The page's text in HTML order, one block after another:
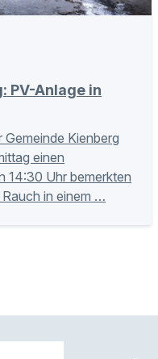
PV-Anlage in
Gemeinde Kienberg
einen
14:30 Uhr bemerkten
in einem …